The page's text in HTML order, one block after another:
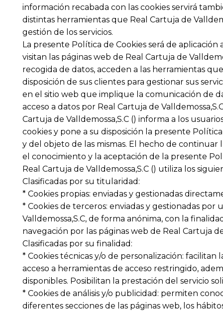
información recabada con las cookies servirá
distintas herramientas que Real Cartuja de
gestión de los servicios.
La presente Política de Cookies será de
visitan las páginas web de Real Cartuja de
recogida de datos, acceden a las herramientas
disposición de sus clientes para gestionar sus
en el sitio web que implique la comunicación de
acceso a datos por Real Cartuja de
Cartuja de Valldemossa,S.C () informa a los
cookies y pone a su disposición la presente
y del objeto de las mismas. El hecho de continuar
el conocimiento y la aceptación de la presente
Real Cartuja de Valldemossa,S.C () utiliza los
Clasificadas por su titularidad:
* Cookies propias: enviadas y gestionadas
* Cookies de terceros: enviadas y gestionadas por
Valldemossa,S.C, de forma anónima, con la
navegación por las páginas web de Real Cartuja
Clasificadas por su finalidad:
* Cookies técnicas y/o de personalización:
acceso a herramientas de acceso restringido,
disponibles. Posibilitan la prestación del servicio
* Cookies de análisis y/o publicidad: permiten
diferentes secciones de las páginas web, los